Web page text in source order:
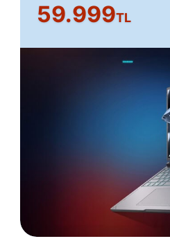
59.999TL